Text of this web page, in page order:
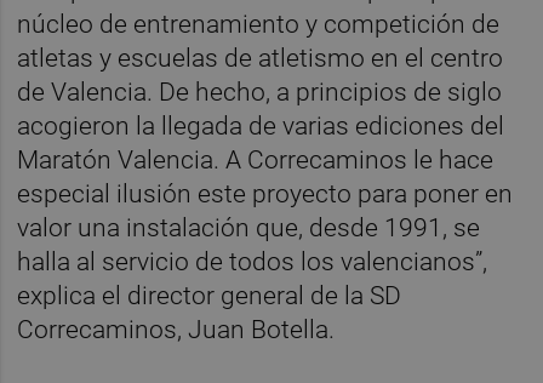
núcleo de entrenamiento y competición de
atletas y escuelas de atletismo en el centro
de Valencia. De hecho, a principios de siglo
acogieron la llegada de varias ediciones del
Maratón Valencia. A Correcaminos le hace
especial ilusión este proyecto para poner en
valor una instalación que, desde 1991, se
halla al servicio de todos los valencianos”,
explica el director general de la SD
Correcaminos, Juan Botella.